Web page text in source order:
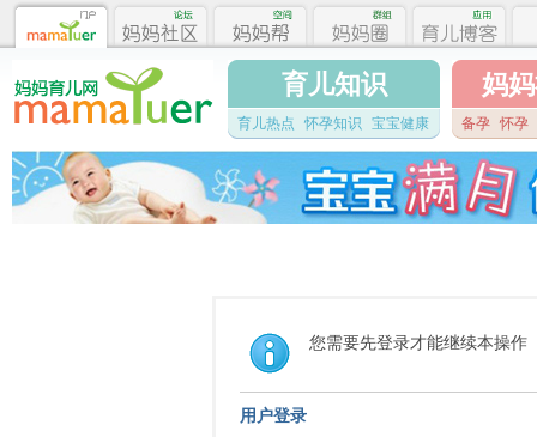
育儿知识
育儿热点 怀孕知识 宝宝健康
妈
备孕 怀孕
您需要先登录才能继续本操作
用户登录